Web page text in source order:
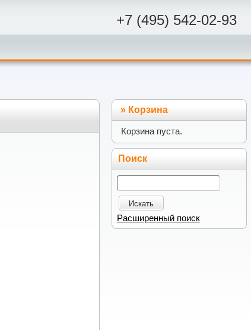
+7 (495) 542-02-93
» Корзина
Корзина пуста.
Поиск
Искать
Расширенный поиск